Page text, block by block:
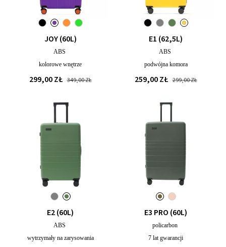
JOY (60L)
ABS
kolorowe wnętrze
299,00 ZŁ 349,00 ZŁ
E1 (62,5L)
ABS
podwójna komora
259,00 ZŁ 299,00 ZŁ
E2 (60L)
ABS
wytrzymały na zarysowania
E3 PRO (60L)
policarbon
7 lat gwarancji